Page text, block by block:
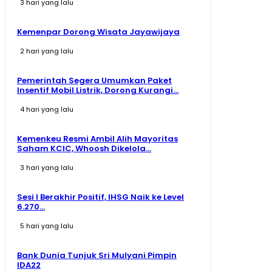
3 hari yang lalu
Kemenpar Dorong Wisata Jayawijaya
2 hari yang lalu
Pemerintah Segera Umumkan Paket
Insentif Mobil Listrik, Dorong Kurangi...
4 hari yang lalu
Kemenkeu Resmi Ambil Alih Mayoritas
Saham KCIC, Whoosh Dikelola...
3 hari yang lalu
Sesi I Berakhir Positif, IHSG Naik ke Level
6.270...
5 hari yang lalu
Bank Dunia Tunjuk Sri Mulyani Pimpin
IDA22